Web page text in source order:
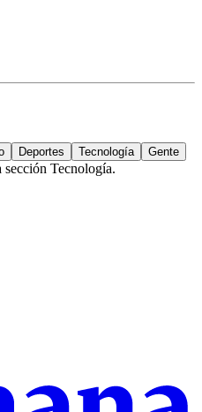
Deportes Tecnología Gente
sección Tecnología.